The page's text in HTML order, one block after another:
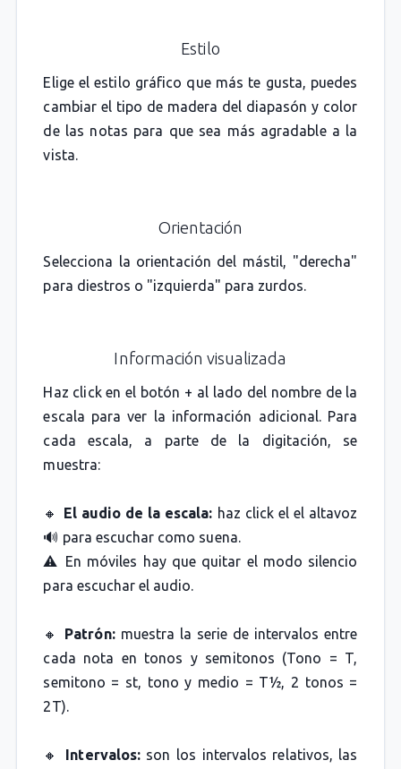
Estilo
Elige el estilo gráfico que más te gusta, puedes
cambiar el tipo de madera del diapasón y color
de las notas para que sea más agradable a la
vista.
Orientación
Selecciona la orientación del mástil, "derecha"
para diestros o "izquierda" para zurdos.
Información visualizada
Haz click en el botón + al lado del nombre de la
escala para ver la información adicional. Para
cada escala, a parte de la digitación, se
muestra:
🔸 El audio de la escala: haz click el el altavoz
🔊 para escuchar como suena.
⚠️ En móviles hay que quitar el modo silencio
para escuchar el audio.
🔸 Patrón:muestra la serie de intervalos entre
cada nota en tonos y semitonos (Tono = T,
semitono = st, tono y medio = T½, 2 tonos =
2T).
🔸 Intervalos:son los intervalos relativos, las